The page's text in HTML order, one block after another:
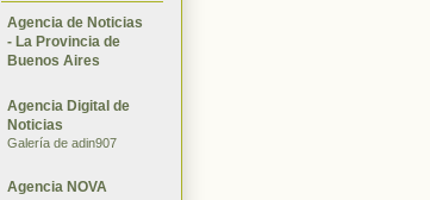
Agencia de Noticias
- La Provincia de
Buenos Aires
Agencia Digital de
Noticias
Galería de adin907
Agencia NOVA